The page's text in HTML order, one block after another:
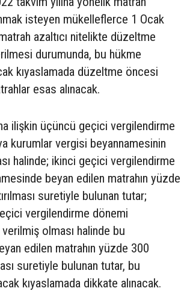
isteyen mükelleflerce 1 Ocak
azaltıcı nitelikte düzeltme
durumunda, bu hükme
kıyaslamada düzeltme öncesi
esas alınacak.
ilişkin üçüncü geçici vergilendirme
kurumlar vergisi beyannamesinin
halinde; ikinci geçici vergilendirme
beyan edilen matrahın yüzde
suretiyle bulunan tutar;
vergilendirme dönemi
olması halinde bu
edilen matrahın yüzde 300
suretiyle bulunan tutar, bu
kıyaslamada dikkate alınacak.